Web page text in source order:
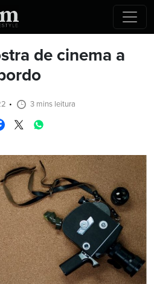
de cinema a
3 mins leitura